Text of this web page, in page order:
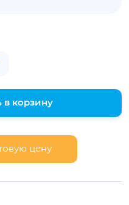
упаковка,
протекания, а
не утратить
соусник
которая
ребрышка.
в корзину
цену